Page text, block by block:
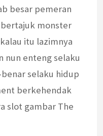
besar pemeran
monster
itu lazimnya
nun enteng selaku
selaku hidup
berkehendak
slot gambar The